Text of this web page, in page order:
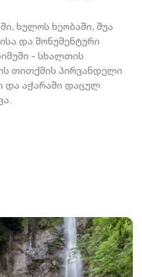
ხულოს ხეობაში, შუა
და მონუმენტური
- სხალთის
თითქმის პირვანდელი
და აჭარაში დაცულ